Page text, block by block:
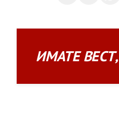
ИМАТЕВЕСТ,